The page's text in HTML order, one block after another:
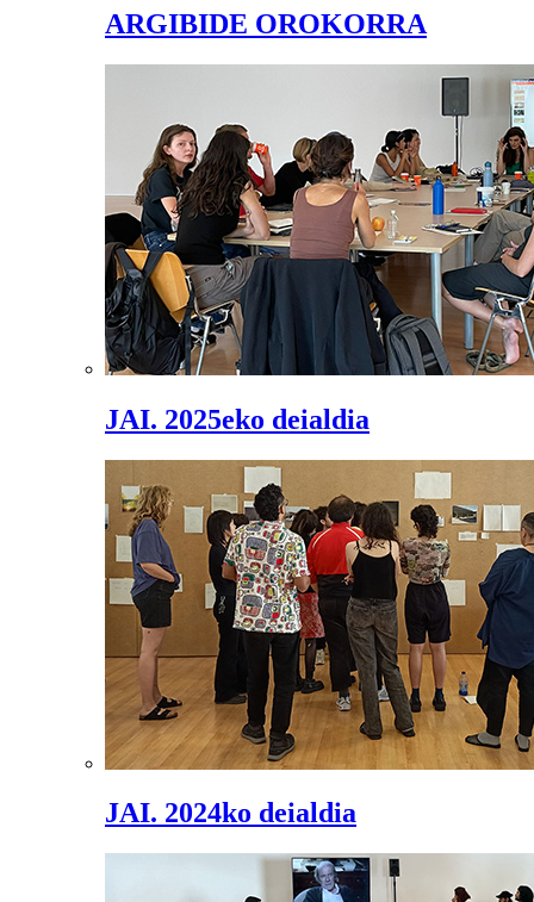
ARGIBIDE OROKORRA
JAI. 2025eko deialdia
JAI. 2024ko deialdia